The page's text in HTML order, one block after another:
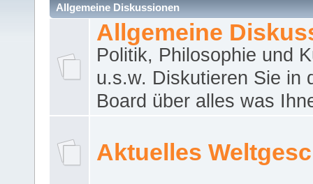
Allgemeine Diskussionen
Allgemeine
Politik, Philosophie und
u.s.w. Diskutieren Sie in
Board über alles was
Aktuelles